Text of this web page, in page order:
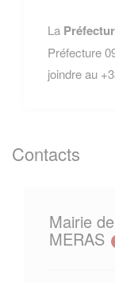
La
Préfecture
joindre au
Contacts
Mairie de
MERAS